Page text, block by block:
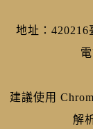
地址：
建議使用
解